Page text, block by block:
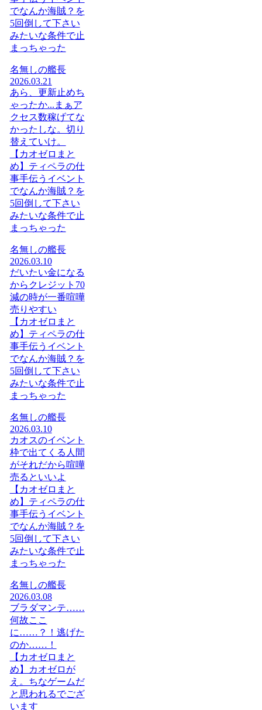
でなんか海賊？を
5回倒して下さい
みたいな条件で止
まっちゃった
名無しの艦長
2026.03.21
あら、更新止めち
ゃったか...まぁア
クセス数稼げてな
かったしな。切り
替えていけ。
【カオゼロまと
め】ティペラの仕
事手伝うイベント
でなんか海賊？を
5回倒して下さい
みたいな条件で止
まっちゃった
名無しの艦長
2026.03.10
だいたい金になる
からクレジット70
減の時が一番喧嘩
売りやすい
【カオゼロまと
め】ティペラの仕
事手伝うイベント
でなんか海賊？を
5回倒して下さい
みたいな条件で止
まっちゃった
名無しの艦長
2026.03.10
カオスのイベント
枠で出てくる人間
がそれだから喧嘩
売るといいよ
【カオゼロまと
め】ティペラの仕
事手伝うイベント
でなんか海賊？を
5回倒して下さい
みたいな条件で止
まっちゃった
名無しの艦長
2026.03.08
ブラダマンテ……
何故ここ
に……？！逃げた
のか……！
【カオゼロまと
め】カオゼロが
え。ちなゲームだ
と思われるでござ
います